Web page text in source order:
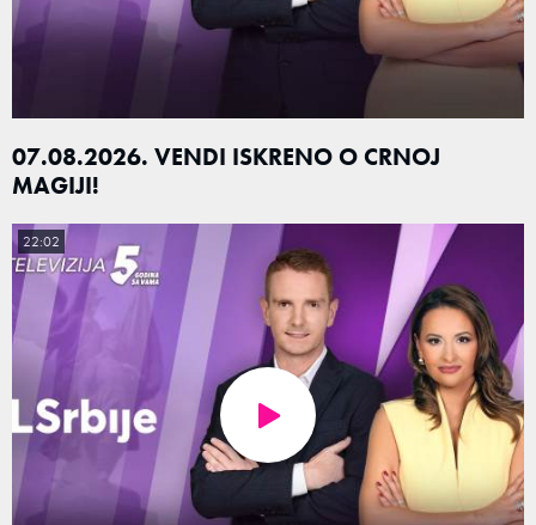
07.08.2026. VENDI ISKRENO O CRNOJ
MAGIJI!
22:02